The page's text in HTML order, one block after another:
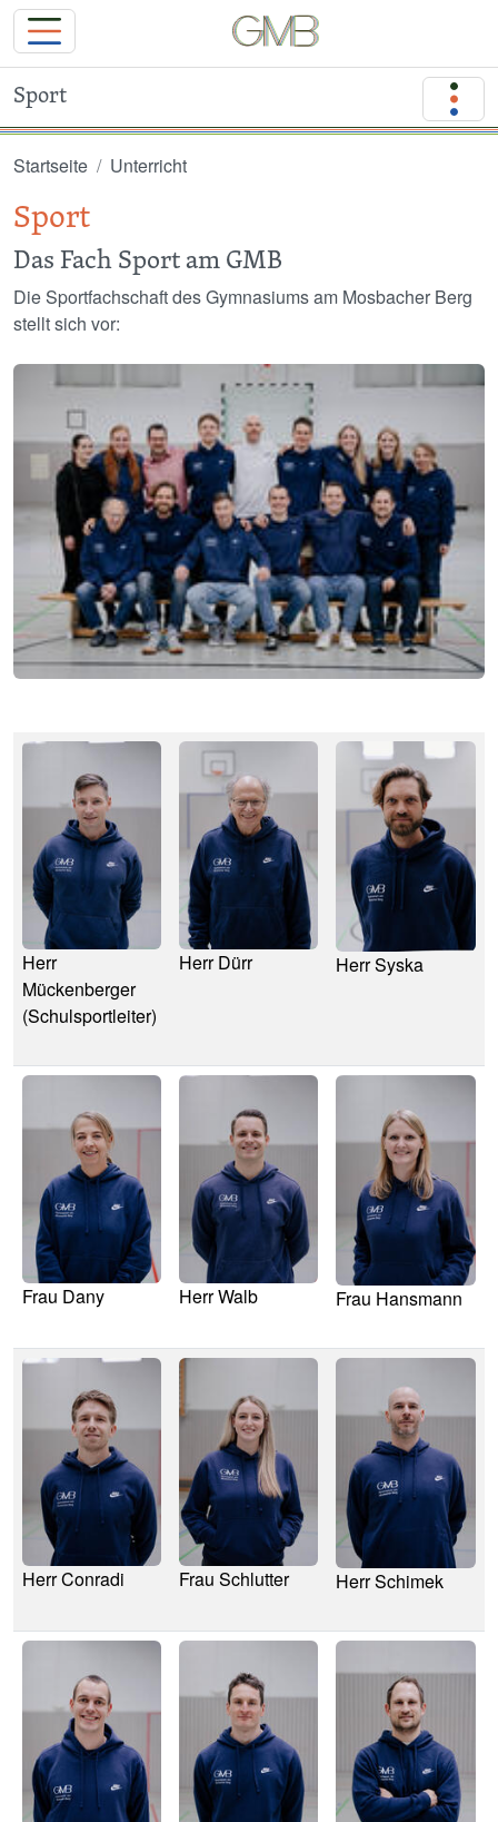
Sport
Startseite Unterricht
Sport
Das Fach Sport am GMB
Die Sportfachschaft des Gymnasiums am Mosbacher Berg
stellt sich vor:
Image
Image
Herr
Mückenberger
(Schulsportleiter)
Image
Herr Dürr
Image
Herr Syska
Image
Frau Dany
Image
Herr Walb
Image
Frau Hansmann
Image
Herr Conradi
Image
Frau Schlutter
Image
Herr Schimek
Image Image Image